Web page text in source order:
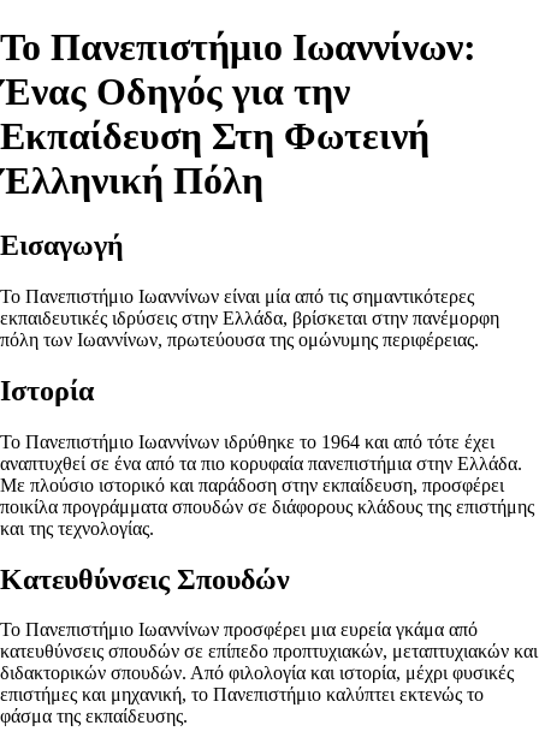
Το Πανεπιστήμιο Ιωαννίνων:
Ένας Οδηγός για την
Εκπαίδευση Στη Φωτεινή
Έλληνική Πόλη
Εισαγωγή
Το Πανεπιστήμιο Ιωαννίνων είναι μία από τις σημαντικότερες
εκπαιδευτικές ιδρύσεις στην Ελλάδα, βρίσκεται στην πανέμορφη
πόλη των Ιωαννίνων, πρωτεύουσα της ομώνυμης περιφέρειας.
Ιστορία
Το Πανεπιστήμιο Ιωαννίνων ιδρύθηκε το 1964 και από τότε έχει
αναπτυχθεί σε ένα από τα πιο κορυφαία πανεπιστήμια στην Ελλάδα.
Με πλούσιο ιστορικό και παράδοση στην εκπαίδευση, προσφέρει
ποικίλα προγράμματα σπουδών σε διάφορους κλάδους της επιστήμης
και της τεχνολογίας.
Κατευθύνσεις Σπουδών
Το Πανεπιστήμιο Ιωαννίνων προσφέρει μια ευρεία γκάμα από
κατευθύνσεις σπουδών σε επίπεδο προπτυχιακών, μεταπτυχιακών και
διδακτορικών σπουδών. Από φιλολογία και ιστορία, μέχρι φυσικές
επιστήμες και μηχανική, το Πανεπιστήμιο καλύπτει εκτενώς το
φάσμα της εκπαίδευσης.